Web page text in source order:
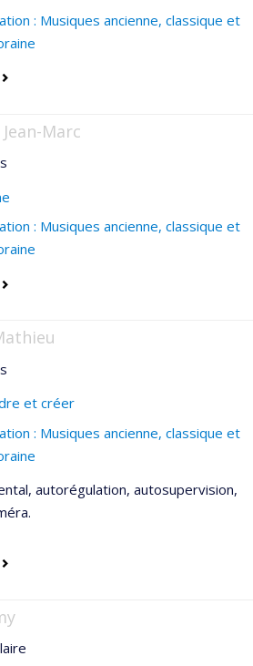
: Musiques ancienne, classique et
Jean-Marc
: Musiques ancienne, classique et
et créer
: Musiques ancienne, classique et
autorégulation, autosupervision,